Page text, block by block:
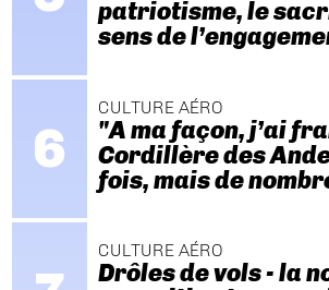
patriotisme, le
sens de
CULTURE AÉRO
"A ma façon, j’ai
Cordillère des
fois, mais de
CULTURE AÉRO
Drôles de vols - la